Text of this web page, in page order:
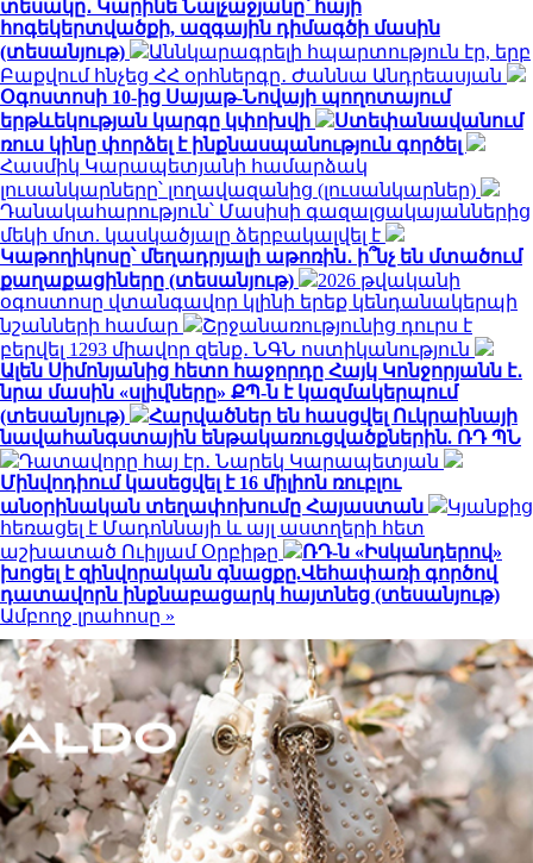
տեսակը․ Կարինե Նալչաջյանը՝ հայի
հոգեկերտվածքի, ազգային դիմագծի մասին
(տեսանյութ)
Աննկարագրելի հպարտություն էր, երբ
Բաքվում հնչեց ՀՀ օրհներգը․ Ժաննա Անդրեասյան
Օգոստոսի 10-ից Սայաթ-Նովայի պողոտայում
երթևեկության կարգը կփոխվի
Ստեփանավանում
ռուս կինը փորձել է ինքնասպանություն գործել
Հասմիկ Կարապետյանի համարձակ
լուսանկարները՝ լողավազանից (լուսանկարներ)
Դանակահարություն՝ Մասիսի գազալցակայաններից
մեկի մոտ. կասկածյալը ձերբակալվել է
Կաթողիկոսը՝ մեղադրյալի աթոռին․ ի՞նչ են մտածում
քաղաքացիները (տեսանյութ)
2026 թվականի
օգոստոսը վտանգավոր կլինի երեք կենդանակերպի
նշանների համար
Շրջանառությունից դուրս է
բերվել 1293 միավոր զենք․ ՆԳՆ ոստիկանություն
Ալեն Սիմոնյանից հետո հաջորդը Հայկ Կոնջորյանն է․
նրա մասին «սլիվները» ՔՊ-ն է կազմակերպում
(տեսանյութ)
Հարվածներ են հասցվել Ուկրաինայի
նավահանգստային ենթակառուցվածքներին. ՌԴ ՊՆ
Դատավորը հայ էր․ Նարեկ Կարապետյան
Մինվոդիում կասեցվել է 16 միլիոն ռուբլու
անօրինական տեղափոխումը Հայաստան
Կյանքից
հեռացել է Մադոննայի և այլ աստղերի հետ
աշխատած Ուիլյամ Օրբիթը
ՌԴ-ն «Իսկանդերով»
խոցել է զինվորական գնացքը.Վեհափառի գործով
դատավորն ինքնաբացարկ հայտնեց (տեսանյութ)
Ամբողջ լրահոսը »